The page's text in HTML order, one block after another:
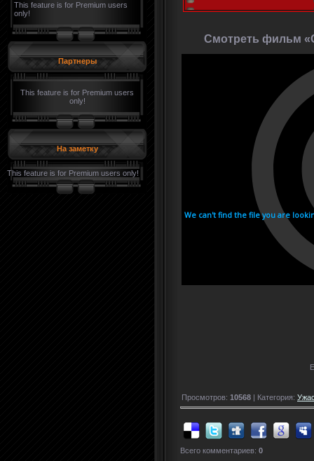
This feature is for Premium users
only!
Партнеры
This feature is for Premium users
only!
На заметку
This feature is for Premium users only!
Смотреть фильм
Просмотров: 10568 | Категория:
Всего комментариев: 0